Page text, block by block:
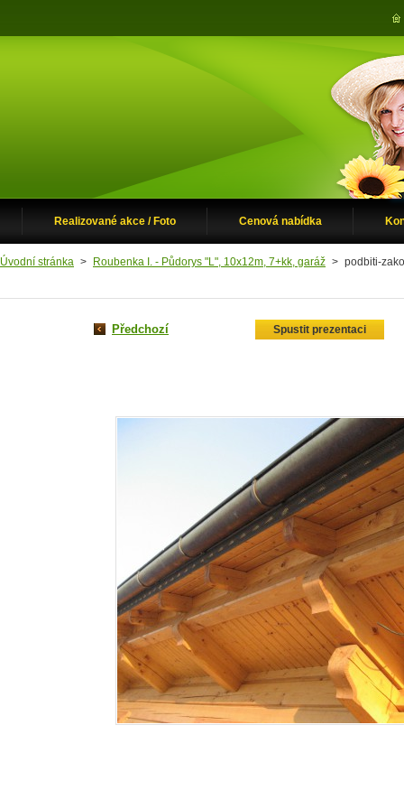
Realizované akce / Foto Cenová nabídka
Úvodní stránka > Roubenka I. - Půdorys "L", 10x12m, 7+kk, garáž > podbiti-
Předchozí Spustit prezentaci